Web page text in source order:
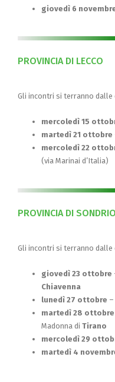
giovedì 6
PROVINCIA DI LECCO
Gli incontri si terranno dalle
mercoledì 15
martedì 21 ottobre
mercoledì 22
(via Marinai d’Italia)
PROVINCIA DI SONDRIO
Gli incontri si terranno dalle
giovedì 23 ottobre
Chiavenna
lunedì 27 ottobre
martedì 28 ottobre
Madonna di Tirano
mercoledì 29
martedì 4